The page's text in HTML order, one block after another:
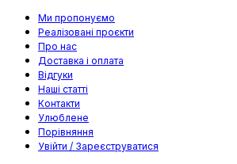
Ми пропонуємо
Реалізовані проєкти
Про нас
Доставка і оплата
Відгуки
Наші статті
Контакти
Улюблене
Порівняння
Увійти / Зареєструватися